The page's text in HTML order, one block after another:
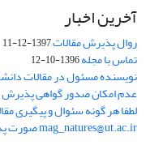
آخرین اخبار
روال پذیرش مقالات1397-12-11
تماس با مجله1396-10-12
نویسنده مسئول در مقالات
عدم امکان صدور گواهی پذیرش
لطفا هر گونه سئوال و پیگیری
mag_natures@ut.ac.ir صورت پذیرد.